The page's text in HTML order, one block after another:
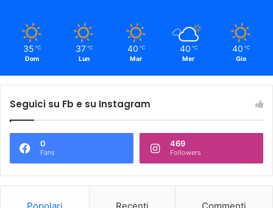
35 ℃
Dom
37 ℃
Lun
40 ℃
Mar
40 ℃
Mer
40 ℃
Gio
Seguici su Fb e su Instagram
0
Fans
469
Followers